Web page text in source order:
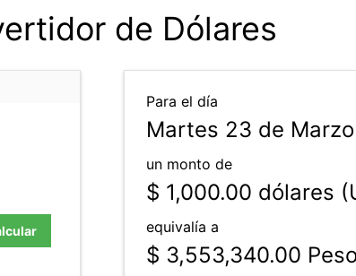
de Dólares
Para el día
Martes 23 de
un monto de
$ 1,000.00 dólares
equivalía a
$ 3,553,340.00